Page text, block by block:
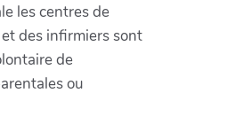
les centres de
des infirmiers sont
de
ou